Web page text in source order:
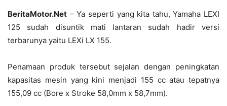
BeritaMotor.Net – Ya seperti yang kita tahu, Yamaha LEXI
125 sudah disuntik mati lantaran sudah hadir versi
terbarunya yaitu LEXi LX 155.
Penamaan produk tersebut sejalan dengan peningkatan
kapasitas mesin yang kini menjadi 155 cc atau tepatnya
155,09 cc (Bore x Stroke 58,0mm x 58,7mm).